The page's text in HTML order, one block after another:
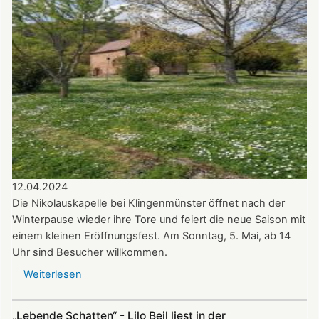
14.07.2024
in
der
Nikolauskapelle
12.04.2024
Die Nikolauskapelle bei Klingenmünster öffnet nach der
Winterpause wieder ihre Tore und feiert die neue Saison mit
einem kleinen Eröffnungsfest. Am Sonntag, 5. Mai, ab 14
Uhr sind Besucher willkommen.
Weiterlesen
„Lebende Schatten“ - Lilo Beil liest in der